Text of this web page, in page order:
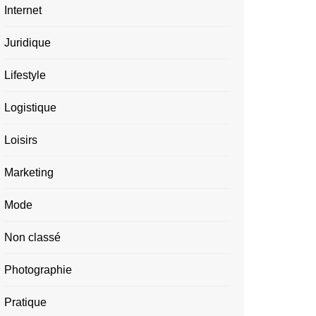
Internet
Juridique
Lifestyle
Logistique
Loisirs
Marketing
Mode
Non classé
Photographie
Pratique